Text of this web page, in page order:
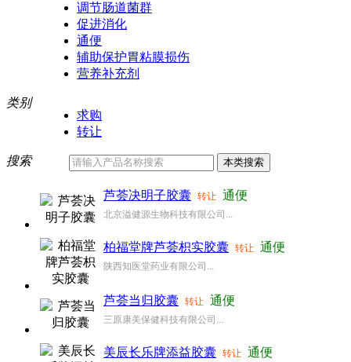
调节肠道菌群
促进消化
通便
辅助保护胃粘膜损伤
营养补充剂
类别
求购
转让
搜索
芦荟决明子胶囊 转让 通便
北京溢健源生物科技有限公司...
柏福堂牌芦荟枳实胶囊 转让 通便
陕西知医堂药业有限公司...
芦荟当归胶囊 转让 通便
三原康美保健科技有限公司...
美辰长乐牌添益胶囊 转让 通便